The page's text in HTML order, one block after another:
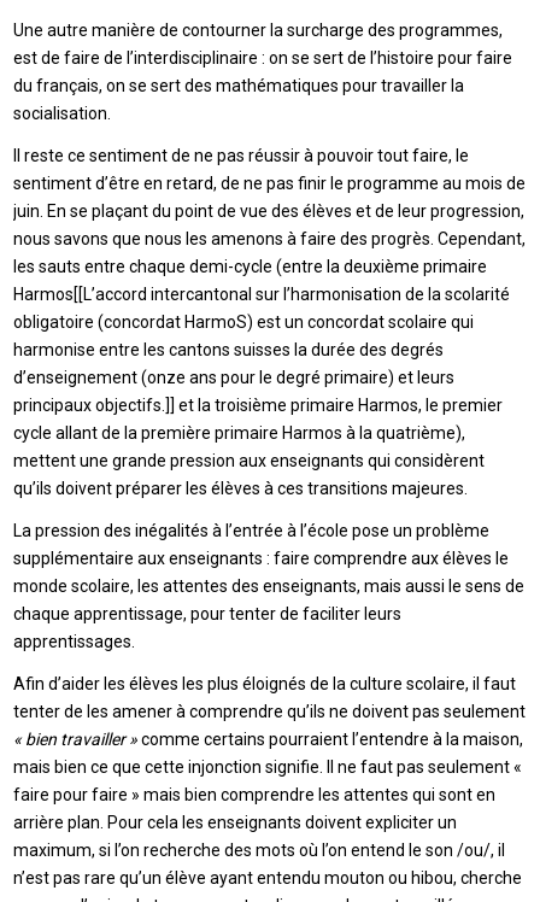
Une autre manière de contourner la surcharge des programmes,
est de faire de l’interdisciplinaire : on se sert de l’histoire pour faire
du français, on se sert des mathématiques pour travailler la
socialisation.
Il reste ce sentiment de ne pas réussir à pouvoir tout faire, le
sentiment d’être en retard, de ne pas finir le programme au mois de
juin. En se plaçant du point de vue des élèves et de leur progression,
nous savons que nous les amenons à faire des progrès. Cependant,
les sauts entre chaque demi-cycle (entre la deuxième primaire
Harmos[[L’accord intercantonal sur l’harmonisation de la scolarité
obligatoire (concordat HarmoS) est un concordat scolaire qui
harmonise entre les cantons suisses la durée des degrés
d’enseignement (onze ans pour le degré primaire) et leurs
principaux objectifs.]] et la troisième primaire Harmos, le premier
cycle allant de la première primaire Harmos à la quatrième),
mettent une grande pression aux enseignants qui considèrent
qu’ils doivent préparer les élèves à ces transitions majeures.
La pression des inégalités à l’entrée à l’école pose un problème
supplémentaire aux enseignants : faire comprendre aux élèves le
monde scolaire, les attentes des enseignants, mais aussi le sens de
chaque apprentissage, pour tenter de faciliter leurs
apprentissages.
Afin d’aider les élèves les plus éloignés de la culture scolaire, il faut
tenter de les amener à comprendre qu’ils ne doivent pas seulement
« bien travailler »comme certains pourraient l’entendre à la maison,
mais bien ce que cette injonction signifie. Il ne faut pas seulement «
faire pour faire » mais bien comprendre les attentes qui sont en
arrière plan. Pour cela les enseignants doivent expliciter un
maximum, si l’on recherche des mots où l’on entend le son /ou/, il
n’est pas rare qu’un élève ayant entendu mouton ou hibou, cherche